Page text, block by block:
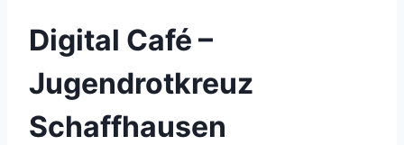
Digital Café –
Jugendrotkreuz
Schaffhausen